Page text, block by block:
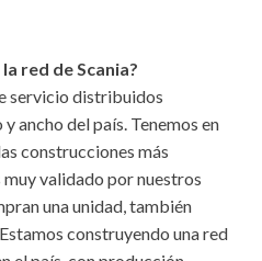
red de Scania?
servicio distribuidos
ancho del país. Tenemos en
construcciones más
muy validado por nuestros
una unidad, también
construyendo una red